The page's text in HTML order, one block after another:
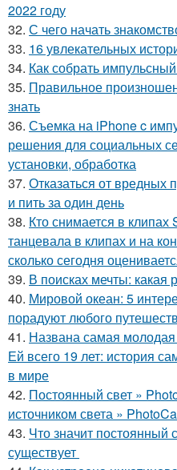
2022 году
32. С чего начать
33. 16 увлекательных
34. Как собрать
35. Правильное
знать
36. Съемка на iPhone c
решения для социальных
установки, обработка
37. Отказаться от вредных
и пить за один день
38. Кто снимается в клипах
танцевала в клипах и на
сколько сегодня
39. В поисках мечты:
40. Мировой океан: 5
порадуют любого
41. Названа самая
Ей всего 19 лет: история
в мире
42. Постоянный свет »
источником света »
43. Что значит постоянный
существует